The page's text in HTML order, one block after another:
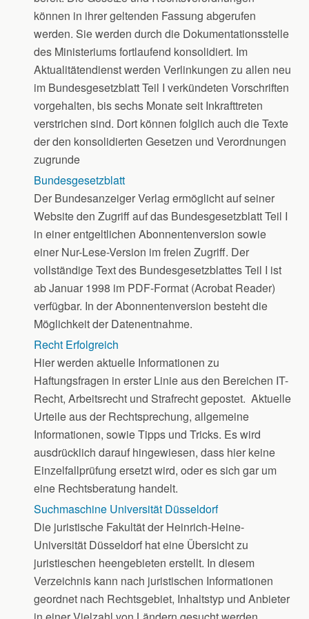
können in ihrer geltenden Fassung abgerufen
werden. Sie werden durch die Dokumentationsstelle
des Ministeriums fortlaufend konsolidiert. Im
Aktualitätendienst werden Verlinkungen zu allen neu
im Bundesgesetzblatt Teil I verkündeten Vorschriften
vorgehalten, bis sechs Monate seit Inkrafttreten
verstrichen sind. Dort können folglich auch die Texte
der den konsolidierten Gesetzen und Verordnungen
zugrunde
Bundesgesetzblatt
Der Bundesanzeiger Verlag ermöglicht auf seiner
Website den Zugriff auf das Bundesgesetzblatt Teil I
in einer entgeltlichen Abonnentenversion sowie
einer Nur-Lese-Version im freien Zugriff. Der
vollständige Text des Bundesgesetzblattes Teil I ist
ab Januar 1998 im PDF-Format (Acrobat Reader)
verfügbar. In der Abonnentenversion besteht die
Möglichkeit der Datenentnahme.
Recht Erfolgreich
Hier werden aktuelle Informationen zu
Haftungsfragen in erster Linie aus den Bereichen IT-
Recht, Arbeitsrecht und Strafrecht gepostet. Aktuelle
Urteile aus der Rechtsprechung, allgemeine
Informationen, sowie Tipps und Tricks. Es wird
ausdrücklich darauf hingewiesen, dass hier keine
Einzelfallprüfung ersetzt wird, oder es sich gar um
eine Rechtsberatung handelt.
Suchmaschine Universität Düsseldorf
Die juristische Fakultät der Heinrich-Heine-
Universität Düsseldorf hat eine Übersicht zu
juristieschen heengebieten erstellt. In diesem
Verzeichnis kann nach juristischen Informationen
geordnet nach Rechtsgebiet, Inhaltstyp und Anbieter